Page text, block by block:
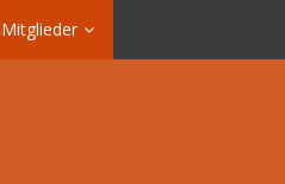
Mitglieder